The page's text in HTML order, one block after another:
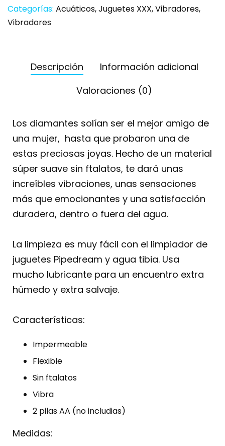
Categorías: Acuáticos,Juguetes XXX,Vibradores,
Vibradores
Descripción
Información adicional
Valoraciones (0)
Los diamantes solían ser el mejor amigo de
una mujer, hasta que probaron una de
estas preciosas joyas. Hecho de un material
súper suave sin ftalatos, te dará unas
increíbles vibraciones, unas sensaciones
más que emocionantes y una satisfacción
duradera, dentro o fuera del agua.
La limpieza es muy fácil con el limpiador de
juguetes Pipedream y agua tibia. Usa
mucho lubricante para un encuentro extra
húmedo y extra salvaje.
Características:
Impermeable
Flexible
Sin ftalatos
Vibra
2 pilas AA (no includias)
Medidas: